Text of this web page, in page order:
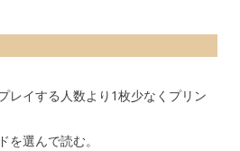
レイする人数より1枚少なくプリン
を選んで読む。